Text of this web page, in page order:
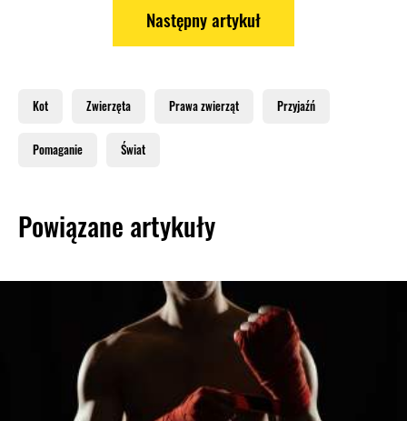
Następny artykuł
Kot Zwierzęta Prawa zwierząt Przyjaźń
Pomaganie Świat
Powiązane artykuły